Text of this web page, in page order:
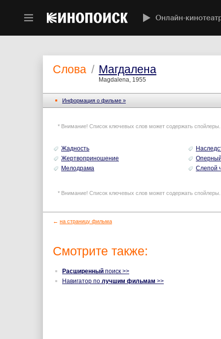
Онлайн-
Слова / Магдалена
Magdalena, 1955
Информация o фильме »
* Внимание! Список ключевых слов может содержать
Жадность
Жертвоприношение
Мелодрама
Слепой
* Внимание! Список ключевых слов может содержать
← на страницу фильма
Смотрите также:
Расширенный поиск >>
Навигатор по лучшим фильмам >>